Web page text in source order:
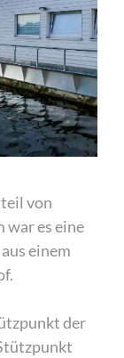
von
war es eine
einem
der